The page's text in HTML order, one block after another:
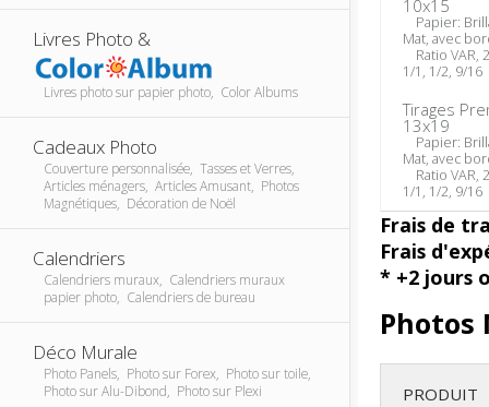
Livres Photo &
Livres photo sur papier photo, Color Albums
Cadeaux Photo
Couverture personnalisée, Tasses et Verres,
Articles ménagers, Articles Amusant, Photos
Magnétiques, Décoration de Noël
Calendriers
Calendriers muraux, Calendriers muraux
papier photo, Calendriers de bureau
Déco Murale
Photo Panels, Photo sur Forex, Photo sur toile,
Photo sur Alu-Dibond, Photo sur Plexi
10x15
Papier:
Mat, avec
Ratio VAR,
1/1, 1/2, 9/16
Tirages
13x19
Papier:
Mat, avec
Ratio VAR,
1/1, 1/2, 9/16
Frais de
Frais
* +2 jours
Photos
PRODUIT